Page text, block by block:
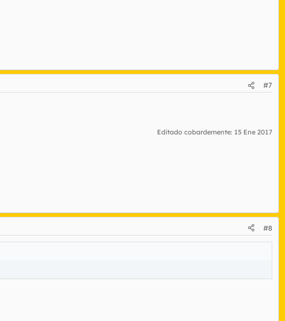
#7
Editado cobardemente: 15 Ene 2017
#8